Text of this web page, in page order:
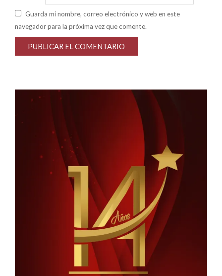
Guarda mi nombre, correo electrónico y web en este
navegador para la próxima vez que comente.